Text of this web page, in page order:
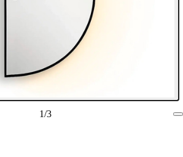
1/3